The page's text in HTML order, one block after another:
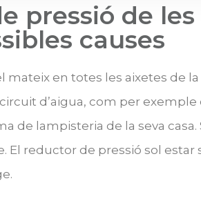
pressió de
causes​
mateix en totes les aixetes de
d’aigua, com per
de lampisteria de la seva
El reductor de pressió sol